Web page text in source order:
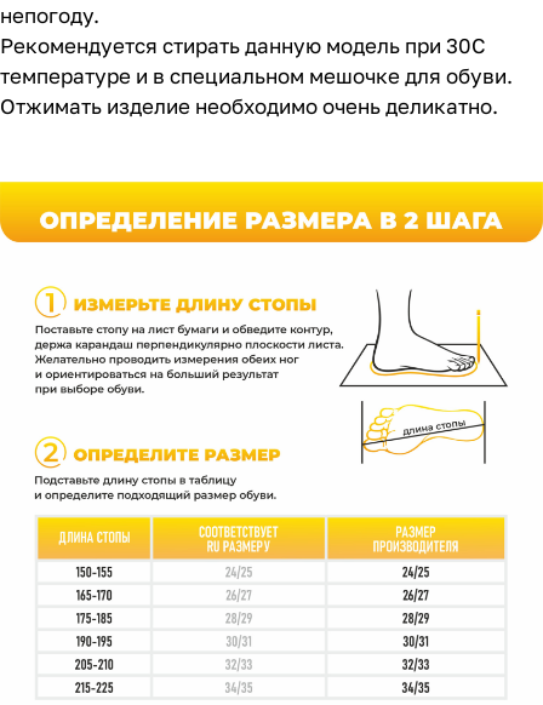
непогоду.
Рекомендуется стирать данную модель при 30С
температуре и в специальном мешочке для обуви.
Отжимать изделие необходимо очень деликатно.